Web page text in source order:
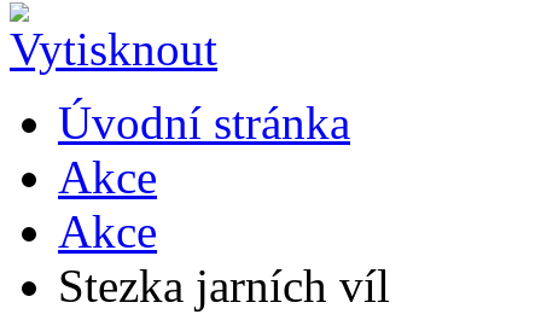
Úvodní stránka
Akce
Akce
Stezka jarních víl